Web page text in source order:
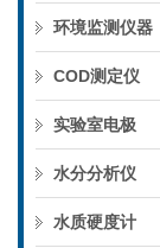
环境监测仪器
COD测定仪
实验室电极
水分分析仪
水质硬度计